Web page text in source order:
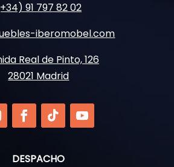
91 797 82 02
iberomobel.com
Real de Pinto, 126
28021 Madrid
DESPACHO